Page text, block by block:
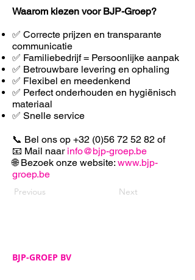
Waarom kiezen voor BJP-Groep?
✅ Correcte prijzen en transparante
communicatie
✅ Familiebedrijf = Persoonlijke aanpak
✅ Betrouwbare levering en ophaling
✅ Flexibel en meedenkend
✅ Perfect onderhouden en hygiënisch
materiaal
✅ Snelle service
📞 Bel ons op +32 (0)56 72 52 82 of
📧 Mail naar info@bjp-groep.be
🌐 Bezoek onze website: www.bjp-
groep.be
Previous Next
BJP-GROEP BV